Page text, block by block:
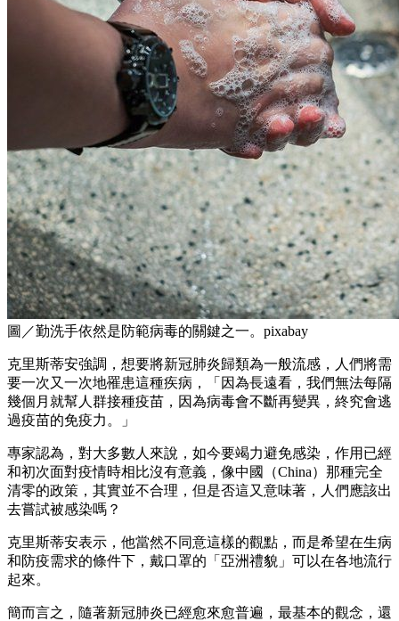
圖／勤洗手依然是防範病毒的關鍵之一。pixabay
克里斯蒂安強調，想要將新冠肺炎歸類為一般流感，人們將需
要一次又一次地罹患這種疾病，「因為長遠看，我們無法每隔
幾個月就幫人群接種疫苗，因為病毒會不斷再變異，終究會逃
過疫苗的免疫力。」
專家認為，對大多數人來說，如今要竭力避免感染，作用已經
和初次面對疫情時相比沒有意義，像中國（China）那種完全
清零的政策，其實並不合理，但是否這又意味著，人們應該出
去嘗試被感染嗎？
克里斯蒂安表示，他當然不同意這樣的觀點，而是希望在生病
和防疫需求的條件下，戴口罩的「亞洲禮貌」可以在各地流行
起來。
簡而言之，隨著新冠肺炎已經愈來愈普遍，最基本的觀念，還